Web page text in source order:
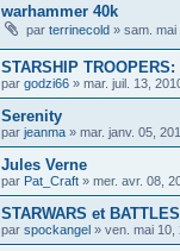
warhammer 40k
par terrinecold » sam. mai
STARSHIP
par godzi66 » mar. juil. 13,
Serenity
par jeanma » mar. janv. 05,
Jules Verne
par Pat_Craft » mer. avr. 08,
STARWARS et
par spockangel » ven. mai 10,